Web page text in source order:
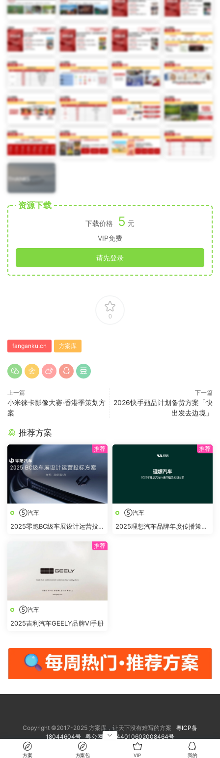
资源下载
下载价格 5 元
VIP免费
请先登录
0
fanganku.cn 方案库
上一篇
小米徕卡影像大赛·香港季策划方
案
下一篇
2026快手甄品计划备货方案「快
出发去边境」
推荐方案
⑤汽车
2025零跑BC级车展设计运营投标
⑤汽车
2025理想汽车品牌年度传播策略
⑤汽车
2025吉利汽车GEELY品牌VI手册
Copyright ©2017-2025 方案库，让天下没有难写的方案 粤ICP备
18044604号 粤公网安备 44010602008464号
方案 方案包 VIP 我的